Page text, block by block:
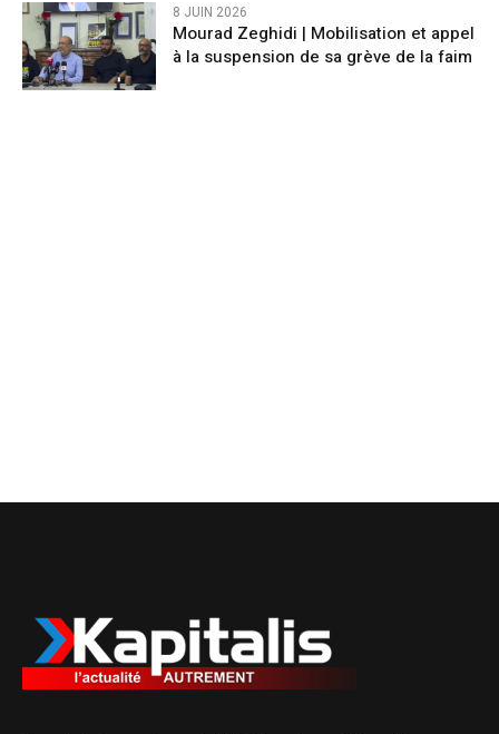
8 JUIN 2026
Mourad Zeghidi | Mobilisation et appel
à la suspension de sa grève de la faim